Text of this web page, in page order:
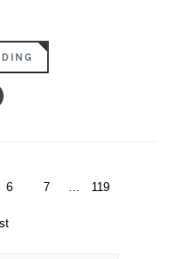
6 7 ... 119